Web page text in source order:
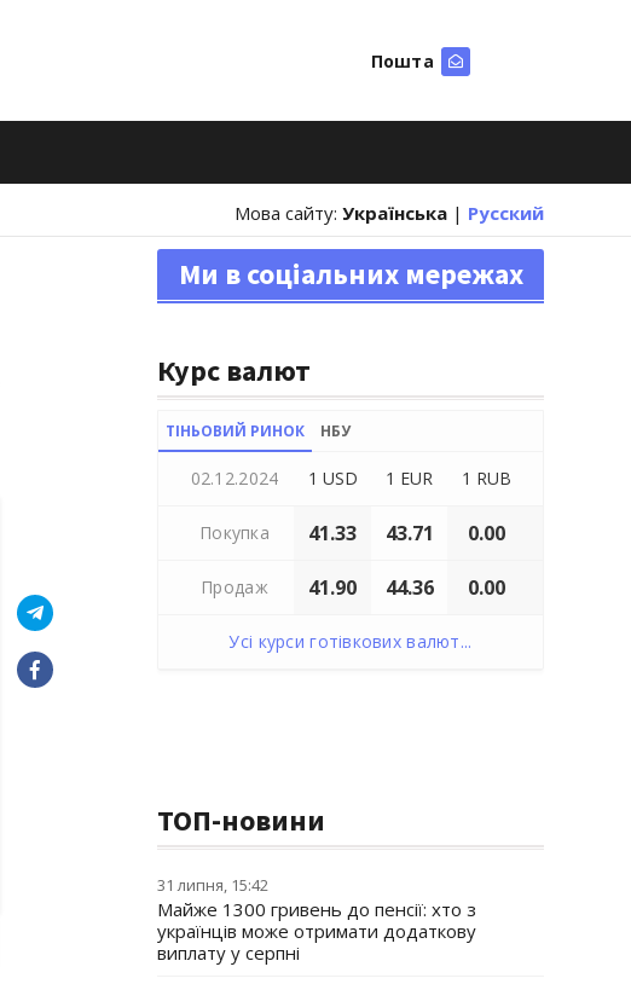
Пошта
Мова сайту: Українська | Русский
Ми в соціальних мережах
Курс валют
ТІНЬОВИЙ РИНОК НБУ
02.12.2024 1 USD 1 EUR 1 RUB
Покупка 41.33 43.71 0.00
Продаж 41.90 44.36 0.00
Усі курси готівкових валют...
ТОП-новини
31 липня, 15:42
Майже 1300 гривень до пенсії: хто з
українців може отримати додаткову
виплату у серпні